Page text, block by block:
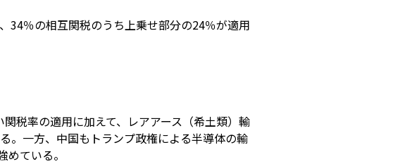
34％の相互関税のうち上乗せ部分の24％が適用
税率の適用に加えて、レアアース（希土類）輸
。一方、中国もトランプ政権による半導体の輸
ている。